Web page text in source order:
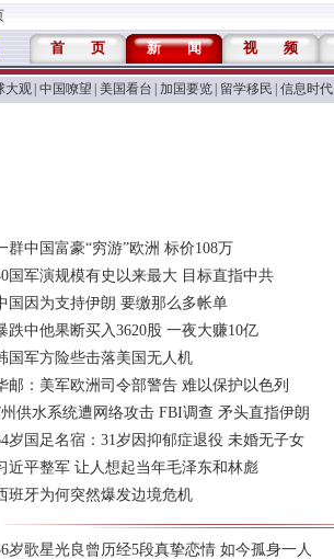
首 页 新 闻 视 频
大观 中国嘹望 美国看台 加国要览 留学移民 信息时代
群中国富豪“穷游”欧洲 标价108万
国军演规模有史以来最大 目标直指中共
国因为支持伊朗 要缴那么多帐单
跌中他果断买入3620股 一夜大赚10亿
国军方险些击落美国无人机
邮：美军欧洲司令部警告 难以保护以色列
州供水系统遭网络攻击 FBI调查 矛头直指伊朗
岁国足名宿：31岁因抑郁症退役 未婚无子女
近平整军 让人想起当年毛泽东和林彪
班牙为何突然爆发边境危机
岁歌星光良曾历经5段真挚恋情 如今孤身一人